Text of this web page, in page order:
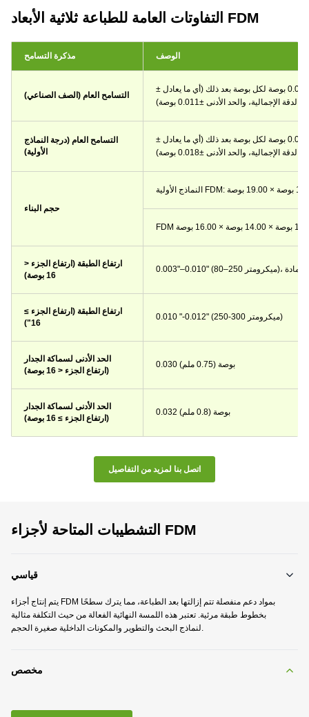
التفاوتات العامة للطباعة ثلاثية الأبعاد FDM
مذكرة التسامح الوصف
التسامح العام (الصف الصناعي)
± ارتفاع طبقة واحدة للبوصة الأولى، و±0.0018 بوصة لكل بوصة بعد ذلك (أي ما يعادل
التسامح العام (درجة النماذج
الأولية)
± ارتفاع طبقة واحدة للبوصة الأولى، و±0.0020 بوصة لكل بوصة بعد ذلك (أي ما يعادل
حجم البناء
ارتفاع الطبقة (ارتفاع الجزء <
16 بوصة)
يعتمد على المادة
ارتفاع الطبقة (ارتفاع الجزء ≥
16")
0.010 "-0.012" (250-300 ميكرومتر)
الحد الأدنى لسماكة الجدار
(ارتفاع الجزء < 16 بوصة)
0.030 بوصة (0.75 ملم)
الحد الأدنى لسماكة الجدار
(ارتفاع الجزء ≥ 16 بوصة)
0.032 بوصة (0.8 ملم)
اتصل بنا لمزيد من التفاصيل
التشطيبات المتاحة لأجزاء FDM
قياسي
يتم إنتاج أجزاء FDM بمواد دعم منفصلة تتم إزالتها بعد الطباعة، مما يترك سطحًا
بخطوط طبقة مرئية. تعتبر هذه اللمسة النهائية الفعالة من حيث التكلفة مثالية
مخصص